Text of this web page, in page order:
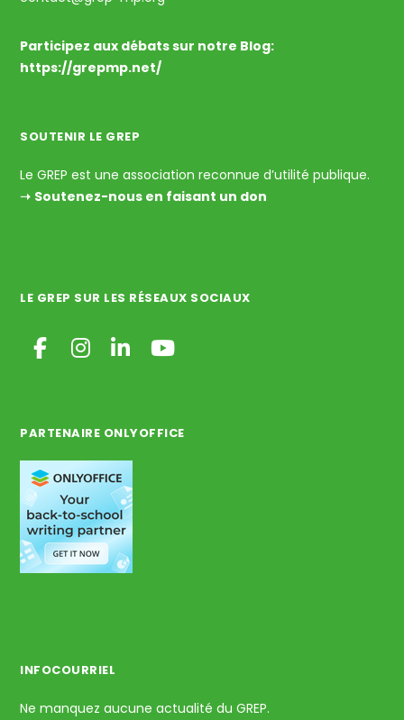
Participez aux débats sur notre Blog:
https://grepmp.net/
SOUTENIR LE GREP
Le GREP est une association reconnue d’utilité publique.
➝ Soutenez-nous en faisant un don
LE GREP SUR LES RÉSEAUX SOCIAUX
PARTENAIRE ONLYOFFICE
INFOCOURRIEL
Ne manquez aucune actualité du GREP.